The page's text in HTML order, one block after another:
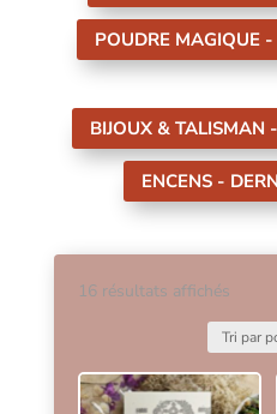
POUDRE MAGIQUE -
BIJOUX & TALISMAN
ENCENS -
16 résultats affichésTrié
par